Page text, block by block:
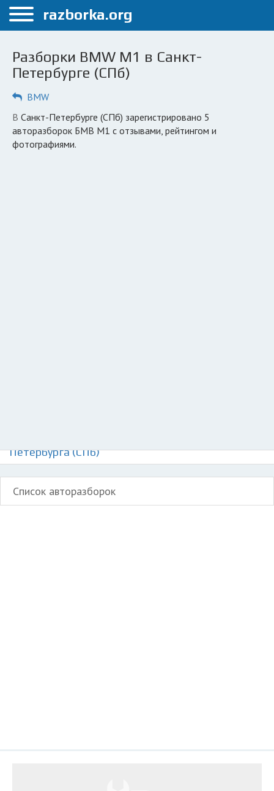
Меню
Санкт-Петербург
Автосервисы
Разборки BMW M1 в Санкт-
Петербурге (СПб)
BMW
в Санкт-Петербурге (СПб) зарегистрировано 5
авторазборок БМВ М1 с отзывами, рейтингом и
фотографиями.
Петербурга (СПб)
Список авторазборок
razborka.org